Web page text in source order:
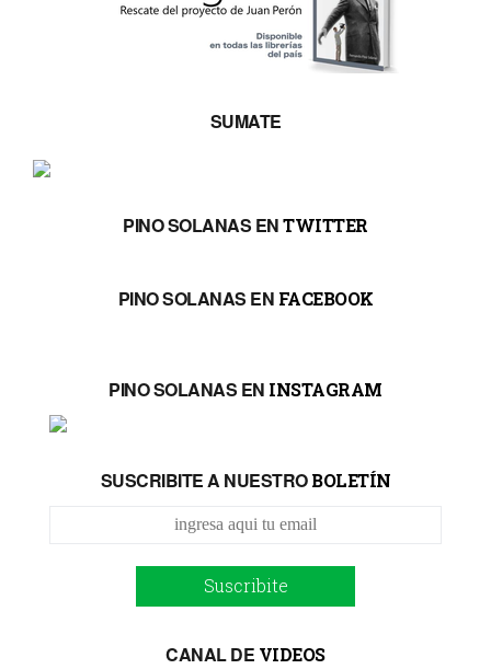
SUMATE
PINO SOLANAS ENTWITTER
PINO SOLANAS EN FACEBOOK
PINO SOLANAS EN INSTAGRAM
SUSCRIBITE A NUESTROBOLETÍN
Suscribite
CANAL DE VIDEOS